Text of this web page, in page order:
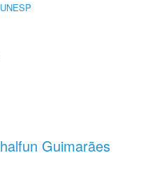
Guimarães